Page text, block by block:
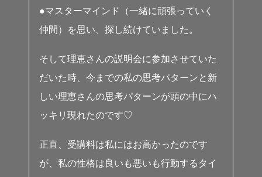
●マスターマインド（一緒に頑張っていく
仲間）を思い、探し続けていました。
そして理恵さんの説明会に参加させていた
だいた時、今までの私の思考パターンと新
しい理恵さんの思考パターンが頭の中にハ
ッキリ現れたのです♡
正直、受講料は私にはお高かったのです
が、私の性格は良いも悪いも行動するタイ